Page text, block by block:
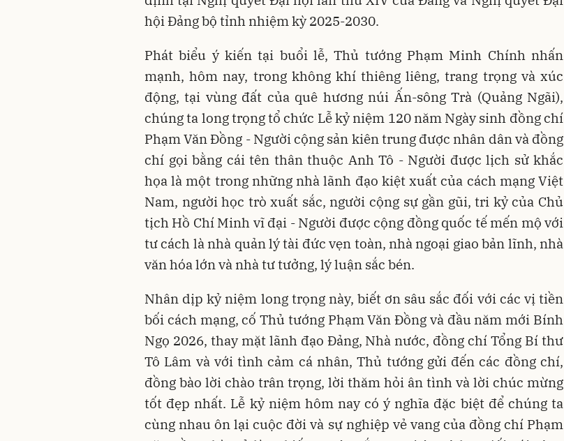
hội Đảng bộ tỉnh nhiệm kỳ 2025-2030.
Phát biểu ý kiến tại buổi lễ, Thủ tướng Phạm Minh Chính nhấn
mạnh, hôm nay, trong không khí thiêng liêng, trang trọng và xúc
động, tại vùng đất của quê hương núi Ấn-sông Trà (Quảng Ngãi),
chúng ta long trọng tổ chức Lễ kỷ niệm 120 năm Ngày sinh đồng chí
Phạm Văn Đồng - Người cộng sản kiên trung được nhân dân và đồng
chí gọi bằng cái tên thân thuộc Anh Tô - Người được lịch sử khắc
họa là một trong những nhà lãnh đạo kiệt xuất của cách mạng Việt
Nam, người học trò xuất sắc, người cộng sự gần gũi, tri kỷ của Chủ
tịch Hồ Chí Minh vĩ đại - Người được cộng đồng quốc tế mến mộ với
tư cách là nhà quản lý tài đức vẹn toàn, nhà ngoại giao bản lĩnh, nhà
văn hóa lớn và nhà tư tưởng, lý luận sắc bén.
Nhân dịp kỷ niệm long trọng này, biết ơn sâu sắc đối với các vị tiền
bối cách mạng, cố Thủ tướng Phạm Văn Đồng và đầu năm mới Bính
Ngọ 2026, thay mặt lãnh đạo Đảng, Nhà nước, đồng chí Tổng Bí thư
Tô Lâm và với tình cảm cá nhân, Thủ tướng gửi đến các đồng chí,
đồng bào lời chào trân trọng, lời thăm hỏi ân tình và lời chúc mừng
tốt đẹp nhất. Lễ kỷ niệm hôm nay có ý nghĩa đặc biệt để chúng ta
cùng nhau ôn lại cuộc đời và sự nghiệp vẻ vang của đồng chí Phạm